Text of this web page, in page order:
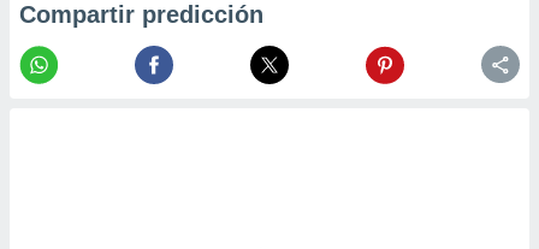
Compartir predicción